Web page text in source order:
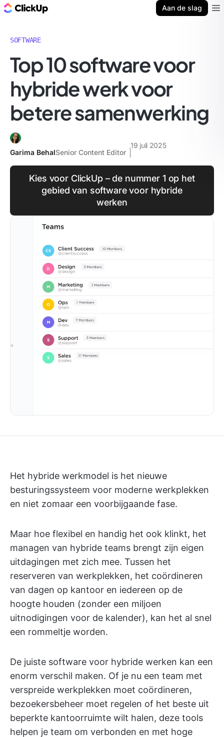
Aan de slag
SOFTWARE
Top 10 software voor
hybride werk voor
betere samenwerking
Garima BehalSenior Content Editor
19 juli 2025
Kies voor ClickUp – de nummer 1 op het
gebied van software voor hybride
werken
Het hybride werkmodel is het nieuwe
besturingssysteem voor moderne werkplekken
en niet zomaar een voorbijgaande fase.
Maar hoe flexibel en handig het ook klinkt, het
managen van hybride teams brengt zijn eigen
uitdagingen met zich mee. Tussen het
reserveren van werkplekken, het coördineren
van dagen op kantoor en iedereen op de
hoogte houden (zonder een miljoen
uitnodigingen voor de kalender), kan het al snel
een rommeltje worden.
De juiste software voor hybride werken kan een
enorm verschil maken. Of je nu een team met
verspreide werkplekken moet coördineren,
bezoekersbeheer moet regelen of het beste uit
beperkte kantoorruimte wilt halen, deze tools
helpen je team om verbonden en met hoge